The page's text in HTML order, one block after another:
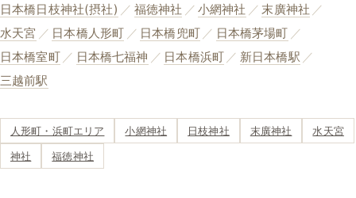
日本橋日枝神社(摂社) ／ 福徳神社 ／ 小網神社 ／ 末廣神社 ／
水天宮 ／ 日本橋人形町 ／ 日本橋兜町 ／ 日本橋茅場町 ／
日本橋室町 ／ 日本橋七福神 ／ 日本橋浜町 ／ 新日本橋駅 ／
三越前駅
人形町・浜町エリア 小網神社 日枝神社 末廣神社
水天宮
神社
福徳神社